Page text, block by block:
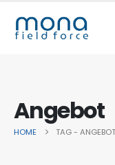
Angebot
HOME TAG - ANGEBOT